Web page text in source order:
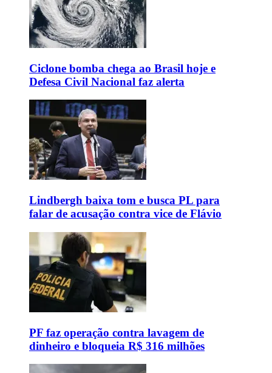
Ciclone bomba chega ao Brasil hoje e
Defesa Civil Nacional faz alerta
Lindbergh baixa tom e busca PL para
falar de acusação contra vice de Flávio
PF faz operação contra lavagem de
dinheiro e bloqueia R$ 316 milhões